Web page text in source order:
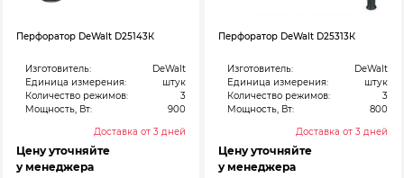
Перфоратор DeWalt D25143К
Изготовитель:
DeWalt
Единица измерения:
штук
Количество режимов:
3
Мощность, Вт:
900
Доставка от 3 дней
Цену уточняйте
у менеджера
Перфоратор DeWalt D25313К
Изготовитель:
DeWalt
Единица измерения:
штук
Количество режимов:
3
Мощность, Вт:
800
Доставка от 3 дней
Цену уточняйте
у менеджера